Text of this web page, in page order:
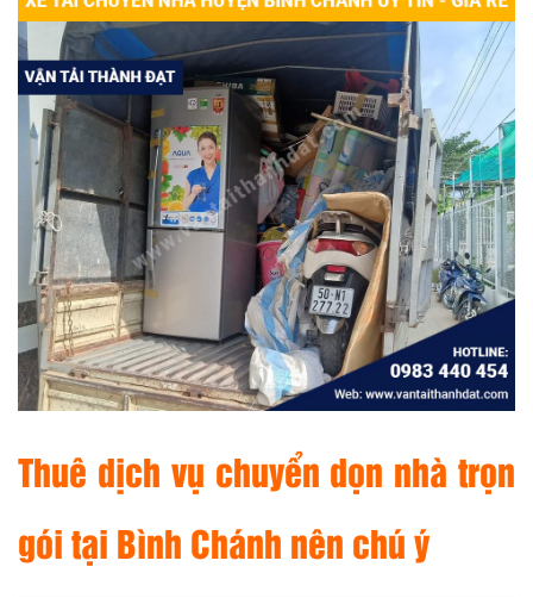
Thuê dịch vụ chuyển dọn nhà trọn
gói tại Bình Chánh nên chú ý